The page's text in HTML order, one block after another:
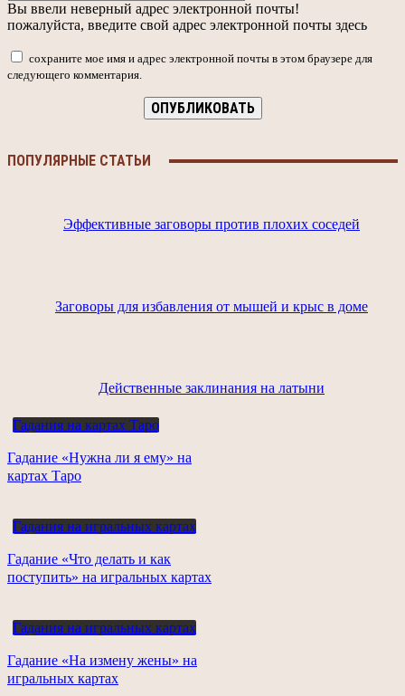
Вы ввели неверный адрес электронной почты!
пожалуйста, введите свой адрес электронной почты здесь
сохраните мое имя и адрес электронной почты в этом браузере для
следующего комментария.
ПОПУЛЯРНЫЕ СТАТЬИ
Эффективные заговоры против плохих соседей
Заговоры для избавления от мышей и крыс в доме
Действенные заклинания на латыни
Гадания на картах Таро
Гадание «Нужна ли я ему» на
картах Таро
Гадания на игральных картах
Гадание «Что делать и как
поступить» на игральных картах
Гадания на игральных картах
Гадание «На измену жены» на
игральных картах